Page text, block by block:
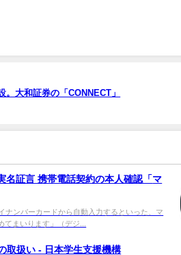
。大和証券の「CONNECT」
名証言 携帯電話契約の本人確認「 マ
ナンバーカードから自動入力するといった、マ
まいります」（デジ...
取扱い - 日本学生支援機構